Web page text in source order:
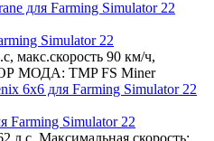
Simulator 22
макс.скорость 90 км/ч,
МОДА: TMP FS Miner
Farming Simulator 22
л.с. Максимальная скорость: